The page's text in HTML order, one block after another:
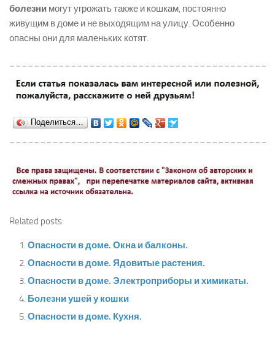
болезни могут угрожать также и кошкам, постоянно
живущим в доме и не выходящим на улицу. Особенно
опасны они для маленьких котят.
Поделиться…
Related posts:
Опасности в доме. Окна и балконы.
Опасности в доме. Ядовитые растения.
Опасности в доме. Электроприборы и химикаты.
Болезни ушей у кошки
Опасности в доме. Кухня.